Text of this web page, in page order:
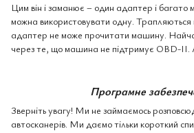
Цим він і заманює – один адаптер і
можна використовувати одну. Трапляються
адаптер не може прочитати машину.
через те, що машина не підтримує OBD-II.
Програмне
Зверніть увагу! Ми не займаємось
автосканерів. Ми даємо тільки короткий